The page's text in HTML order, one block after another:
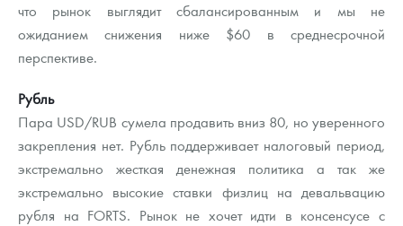
Ювелирные изделия
Русская нумизматика
Золотая карманная галерея
Наборы подарочных и коллекционных монет
Монеты и жетоны из недрагоценных металлов
Книги по нумизматике
Положение по обработке и защите персональных данных
что рынок выглядит сбалансированным и мы не
ожиданием снижения ниже $60 в среднесрочной
перспективе.
Рубль
Пара USD/RUB сумела продавить вниз 80, но уверенного
закрепления нет. Рубль поддерживает налоговый период,
экстремально жесткая денежная политика а так же
экстремально высокие ставки физлиц на девальвацию
рубля на FORTS. Рынок не хочет идти в консенсусе с